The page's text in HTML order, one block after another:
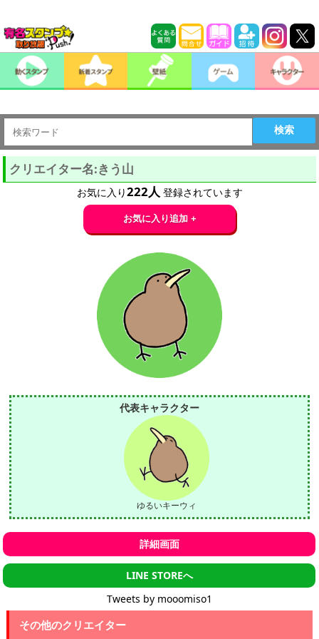
検索
クリエイター名:きう山
お気に入り222人 登録されています
お気に入り追加 +
代表キャラクター
ゆるいキーウィ
詳細画面
LINE STOREへ
Tweets by mooomiso1
その他のクリエイター